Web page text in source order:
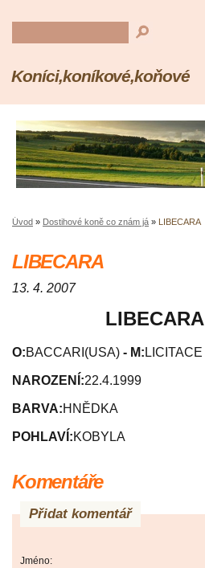
Koníci,koníkové,koňové
Úvod » Dostihové koně co znám já » LIBECARA
LIBECARA
13. 4. 2007
LIBECARA
O:BACCARI(USA) - M:LICITACE
NAROZENÍ:22.4.1999
BARVA:HNĚDKA
POHLAVÍ:KOBYLA
Komentáře
Přidat komentář
Jméno: